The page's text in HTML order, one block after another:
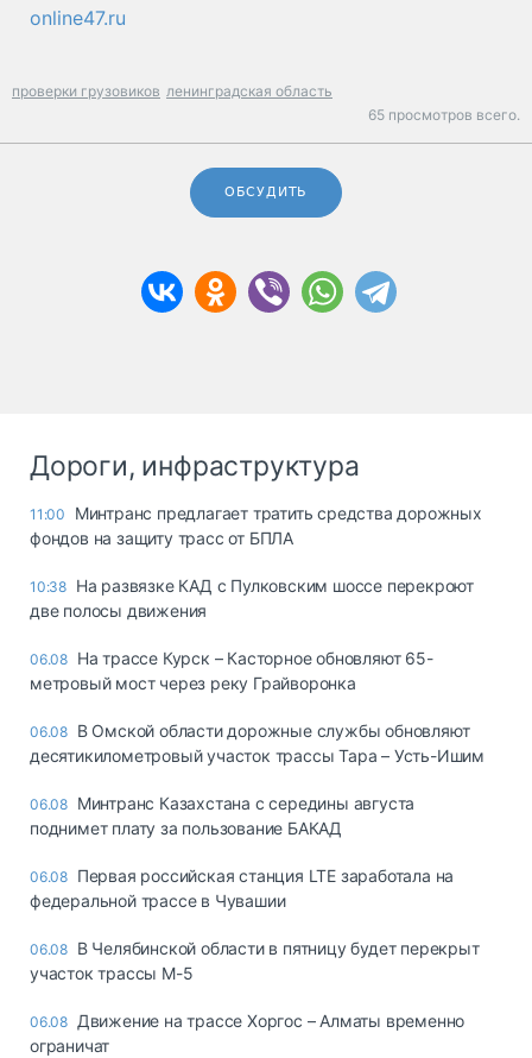
online47.ru
проверки грузовиков ленинградская область
65 просмотров всего.
ОБСУДИТЬ
Дороги, инфраструктура
11:00
Минтранс предлагает тратить средства дорожных
фондов на защиту трасс от БПЛА
10:38 На развязке КАД с Пулковским шоссе перекроют
две полосы движения
06.08 На трассе Курск – Касторное обновляют 65-
метровый мост через реку Грайворонка
06.08 В Омской области дорожные службы обновляют
десятикилометровый участок трассы Тара – Усть-Ишим
06.08 Минтранс Казахстана с середины августа
поднимет плату за пользование БАКАД
06.08 Первая российская станция LTE заработала на
федеральной трассе в Чувашии
06.08 В Челябинской области в пятницу будет перекрыт
участок трассы М-5
06.08 Движение на трассе Хоргос – Алматы временно
ограничат